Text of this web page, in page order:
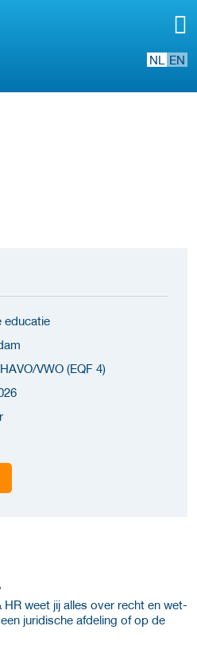
NL EN
educatie
VWO (EQF 4)
weet jij alles over recht en wet-
juridische afdeling of op de